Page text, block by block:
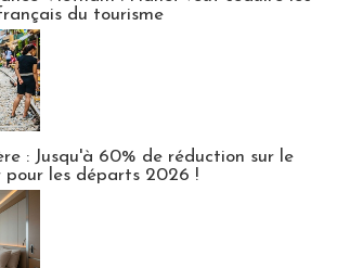
du tourisme
: Jusqu'à 60% de réduction sur le
pour les départs 2026 !